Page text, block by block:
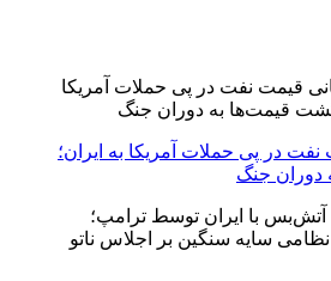
در پی حملات آمریکا به ایران؛
دوران جنگ